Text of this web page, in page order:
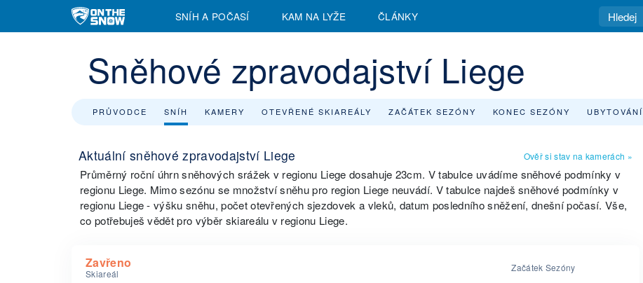
SNÍH A POČASÍ KAM NA LYŽE ČLÁNKY
Sněhové zpravodajství Liege
PRŮVODCE SNÍH KAMERY OTEVŘENÉ SKIAREÁLY ZAČÁTEK SEZÓNY KONEC SEZÓNY UBYTOVÁNÍ
Aktuální sněhové zpravodajství Liege Ověř si stav na kamerách »
Průměrný roční úhrn sněhových srážek v regionu Liege dosahuje 23cm. V tabulce uvádíme sněhové podmínky v
regionu Liege. Mimo sezónu se množství sněhu pro region Liege neuvádí. V tabulce najdeš sněhové podmínky v
regionu Liege - výšku sněhu, počet otevřených sjezdovek a vleků, datum posledního sněžení, dnešní počasí. Vše,
co potřebuješ vědět pro výběr skiareálu v regionu Liege.
Zavřeno
Skiareál
Začátek Sezóny